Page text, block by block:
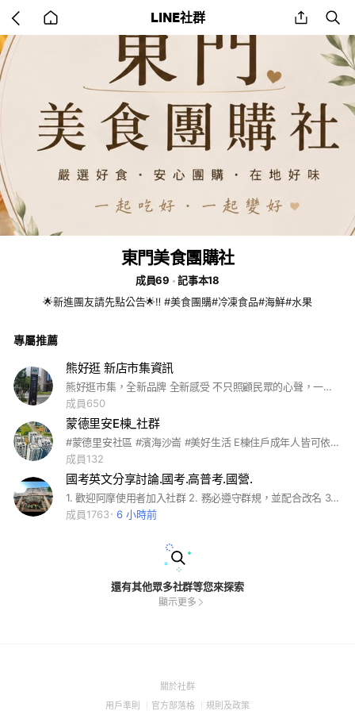
back
to
LINE社群 share
東門美食團購社
成員69
記事本18
🌟新進團友請先點公告🌟‼️ #美食團購#冷凍食品#海鮮#水果
專屬推薦
熊好逛 新店市集資訊
熊好逛市集，全新品牌 全新感受 不只照顧民眾的心聲，一併幫攤商也照顧 讓大家共好，一起創照美好的市集環境
成員650
蒙德里安E棟_社群
#蒙德里安社區 #濱海沙崙 #美好生活 E棟住戶成年人皆可依自由意願加入/退出 成員請加註自己的戶號(樓層)表示對自己的言行負責。
成員132
國考英文分享討論.國考.高普考.國營.
1. 歡迎阿摩使用者加入社群 2. 務必遵守群規，並配合改名 3. 名字加上準備的考試，如：小黃-112高普考
成員1763
6 小時前
還有其他眾多社群等您來探索
顯示更多
關於社群(Open
用戶準則 (Open
官方部落格 (Open
規則及政策(Open